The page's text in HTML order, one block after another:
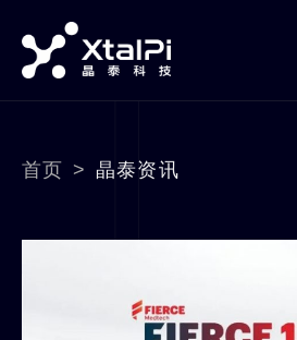
首页 > 晶泰资讯